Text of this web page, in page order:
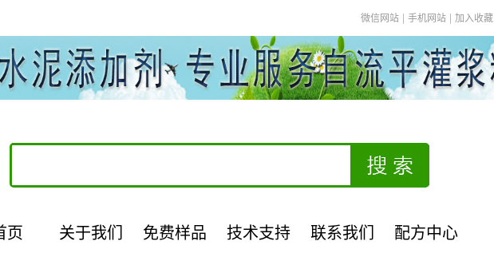
加入收藏
手机网站
微信网站
页 关于我们 免费样品 技术支持 联系我们 配方中心